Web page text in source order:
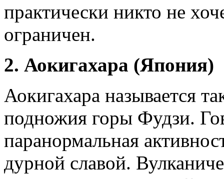
практически никто не
ограничен.
2. Аокигахара (Япония)
Аокигахара называется
подножия горы Фудзи.
паранормальная
дурной славой.